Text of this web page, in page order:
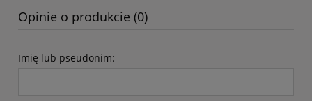
Opinie o produkcie (0)
Imię lub pseudonim: